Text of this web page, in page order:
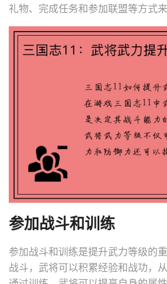
礼物、完成任务和参加联盟等方式来
参加战斗和训练
参加战斗和训练是提升武力等级的
战斗，武将可以积累经验和战功，